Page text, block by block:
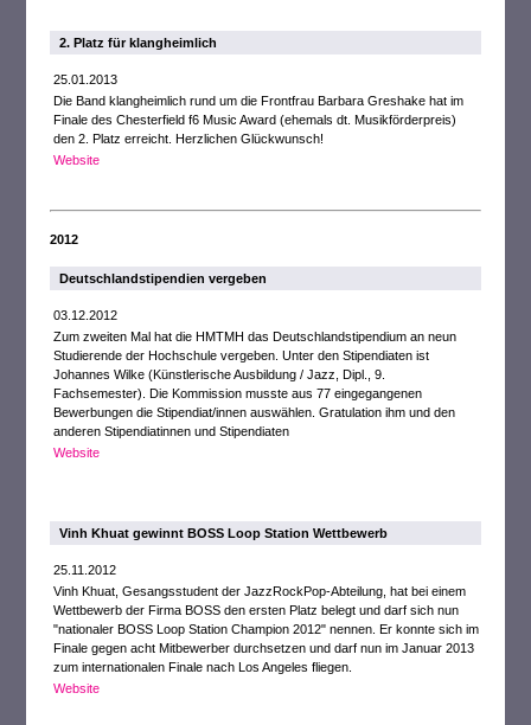
2. Platz für klangheimlich
25.01.2013
Die Band klangheimlich rund um die Frontfrau Barbara Greshake hat im
Finale des Chesterfield f6 Music Award (ehemals dt. Musikförderpreis)
den 2. Platz erreicht. Herzlichen Glückwunsch!
Website
2012
Deutschlandstipendien vergeben
03.12.2012
Zum zweiten Mal hat die HMTMH das Deutschlandstipendium an neun
Studierende der Hochschule vergeben. Unter den Stipendiaten ist
Johannes Wilke (Künstlerische Ausbildung / Jazz, Dipl., 9.
Fachsemester). Die Kommission musste aus 77 eingegangenen
Bewerbungen die Stipendiat/innen auswählen. Gratulation ihm und den
anderen Stipendiatinnen und Stipendiaten
Website
Vinh Khuat gewinnt BOSS Loop Station Wettbewerb
25.11.2012
Vinh Khuat, Gesangsstudent der JazzRockPop-Abteilung, hat bei einem
Wettbewerb der Firma BOSS den ersten Platz belegt und darf sich nun
"nationaler BOSS Loop Station Champion 2012" nennen. Er konnte sich im
Finale gegen acht Mitbewerber durchsetzen und darf nun im Januar 2013
zum internationalen Finale nach Los Angeles fliegen.
Website